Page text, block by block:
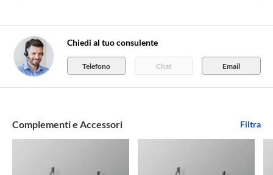
Complementi e Accessori Filtra
Chiedi al tuo consulente
Telefono Chat Email